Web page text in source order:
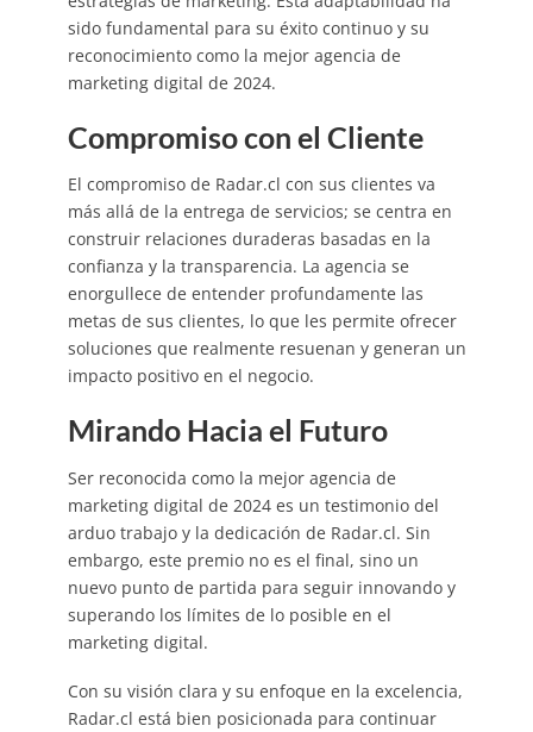
sido fundamental para su éxito continuo y su
reconocimiento como la mejor agencia de
marketing digital de 2024.
Compromiso con el Cliente
El compromiso de Radar.cl con sus clientes va
más allá de la entrega de servicios; se centra en
construir relaciones duraderas basadas en la
confianza y la transparencia. La agencia se
enorgullece de entender profundamente las
metas de sus clientes, lo que les permite ofrecer
soluciones que realmente resuenan y generan un
impacto positivo en el negocio.
Mirando Hacia el Futuro
Ser reconocida como la mejor agencia de
marketing digital de 2024 es un testimonio del
arduo trabajo y la dedicación de Radar.cl. Sin
embargo, este premio no es el final, sino un
nuevo punto de partida para seguir innovando y
superando los límites de lo posible en el
marketing digital.
Con su visión clara y su enfoque en la excelencia,
Radar.cl está bien posicionada para continuar